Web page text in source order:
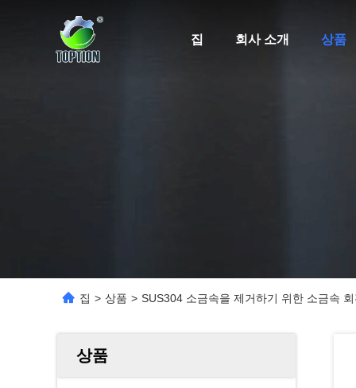
집 회사 소개 상품
집 > 상품 > SUS304 소금속을 제거하기 위한 소금속
상품